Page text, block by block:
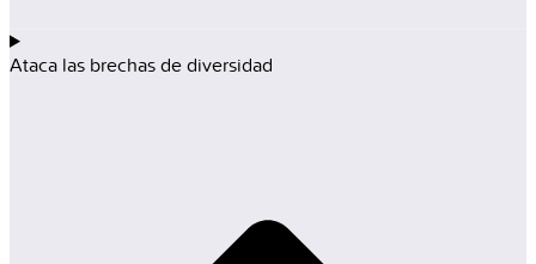
Ataca las brechas de diversidad